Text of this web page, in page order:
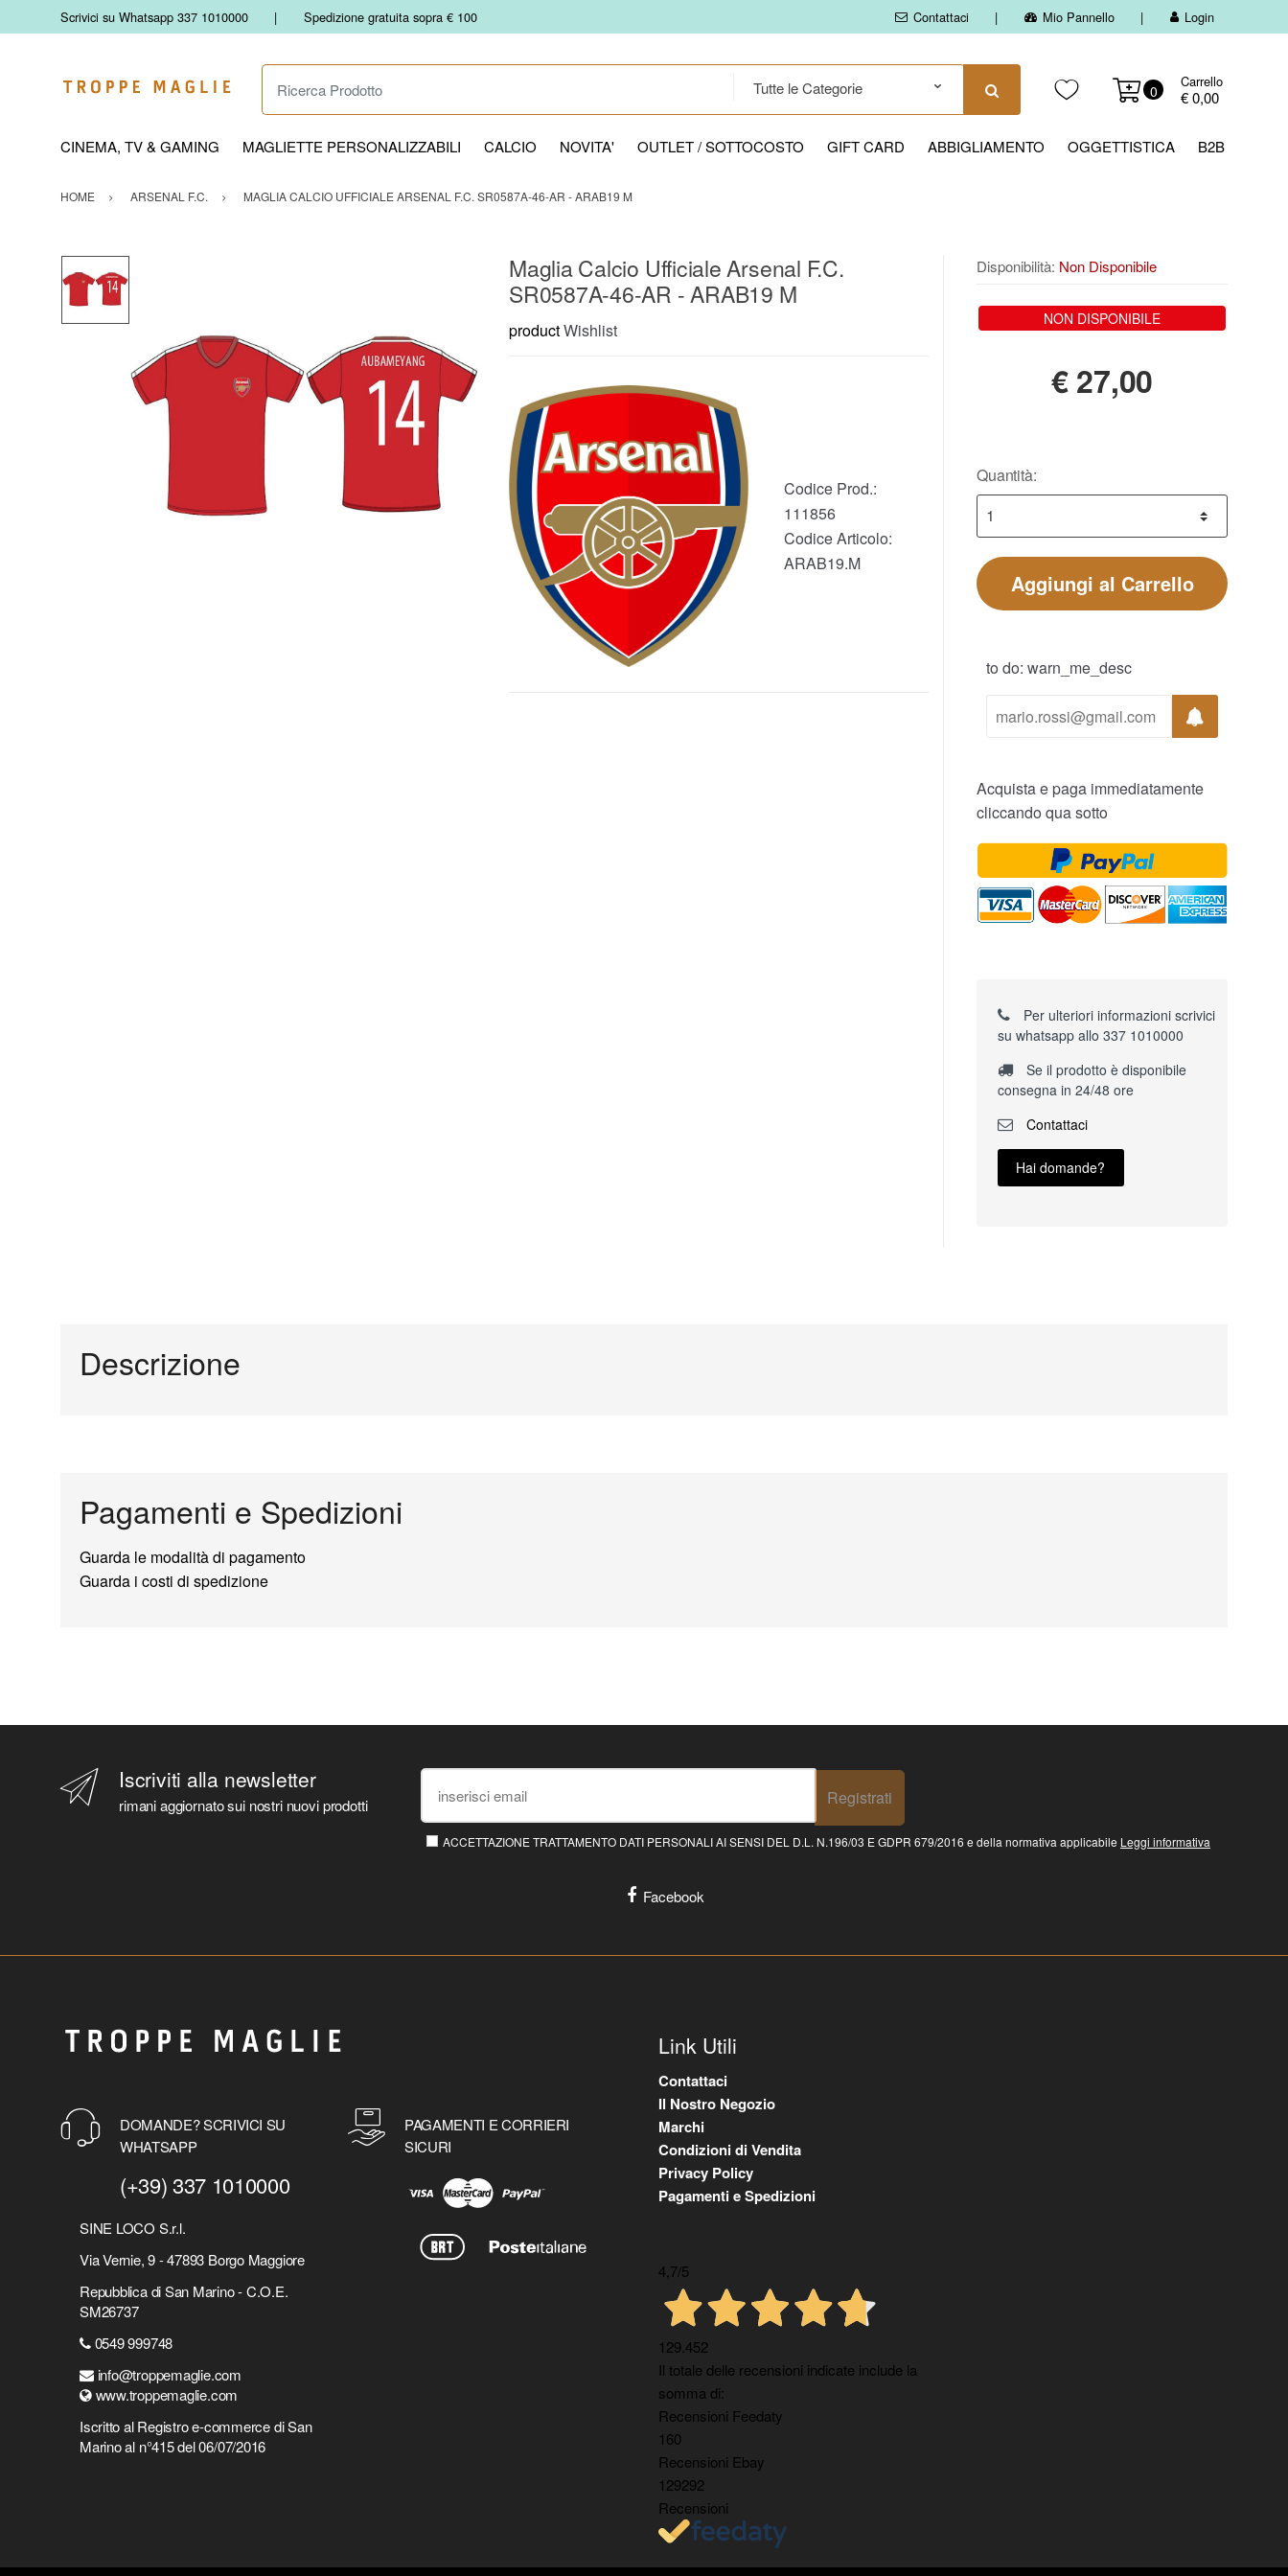
Scrivici su Whatsapp 337 1010000 Spedizione gratuita sopra € 100 Contattaci Mio Pannello Login
Ricerca Prodotto
0
Carrello
€ 0,00
CINEMA, TV & GAMING MAGLIETTE PERSONALIZZABILI CALCIO NOVITA' OUTLET / SOTTOCOSTO GIFT CARD ABBIGLIAMENTO OGGETTISTICA B2B
HOME ARSENAL F.C. MAGLIA CALCIO UFFICIALE ARSENAL F.C. SR0587A-46-AR - ARAB19 M
Maglia Calcio Ufficiale Arsenal F.C.
SR0587A-46-AR - ARAB19 M
productWishlist
Codice Prod.:
111856
Codice Articolo:
ARAB19.M
Disponibilità: Non Disponibile
NON DISPONIBILE
€27,00
Quantità:
Aggiungi al Carrello
to do: warn_me_desc
Acquista e paga immediatamente
cliccando qua sotto
Per ulteriori informazioni scrivici
su whatsapp allo 337 1010000
Se il prodotto è disponibile
consegna in 24/48 ore
Contattaci
Hai domande?
Descrizione
Pagamenti e Spedizioni
Guarda le modalità di pagamento
Guarda i costi di spedizione
Iscriviti alla newsletter
rimani aggiornato sui nostri nuovi prodotti Registrati
ACCETTAZIONE TRATTAMENTO DATI PERSONALI AI SENSI DEL D.L. N.196/03 E GDPR 679/2016 e della normativa applicabile Leggi informativa
Facebook
DOMANDE? SCRIVICI SU
WHATSAPP
(+39) 337 1010000
SINE LOCO S.r.l.
Via Vernie, 9 - 47893 Borgo Maggiore
Repubblica di San Marino - C.O.E.
SM26737
0549 999748
info@troppemaglie.com
www.troppemaglie.com
Iscritto al Registro e-commerce di San
Marino al n°415 del 06/07/2016
PAGAMENTI E CORRIERI
SICURI
Link Utili
Contattaci
Il Nostro Negozio
Marchi
Condizioni di Vendita
Privacy Policy
Pagamenti e Spedizioni
4,7/5
129.452
Il totale delle recensioni indicate include la
somma di:
Recensioni Feedaty
160
Recensioni Ebay
129292
Recensioni